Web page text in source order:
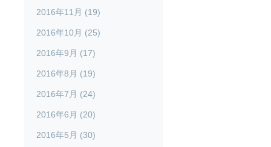
2016年11月 (19)
2016年10月 (25)
2016年9月 (17)
2016年8月 (19)
2016年7月 (24)
2016年6月 (20)
2016年5月 (30)